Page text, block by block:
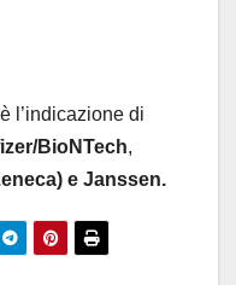
l’indicazione di
BioNTech,
e Janssen.